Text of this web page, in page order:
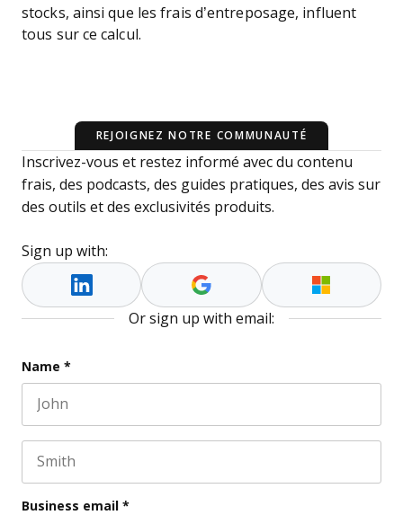
stocks, ainsi que les frais d’entreposage, influent
tous sur ce calcul.
REJOIGNEZ NOTRE COMMUNAUTÉ
Inscrivez-vous et restez informé avec du contenu
frais, des podcasts, des guides pratiques, des avis sur
des outils et des exclusivités produits.
Sign up with:
Or sign up with email:
Email
This field is for validation purposes and should be
Name *
Business email *